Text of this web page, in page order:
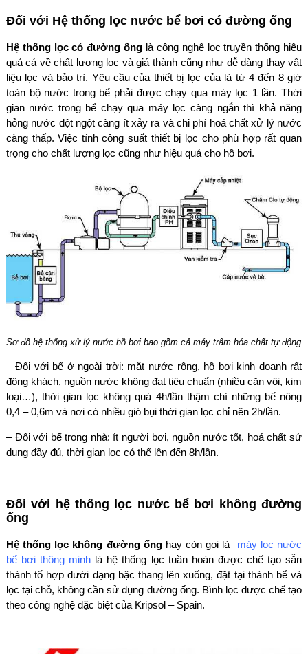
Đối với Hệ thống lọc nước bể bơi có đường ống
Hệ thống lọc có đường ống là công nghệ lọc truyền thống hiệu
quả cả về chất lượng lọc và giá thành cũng như dễ dàng thay vật
liệu lọc và bảo trì. Yêu cầu của thiết bị lọc của là từ 4 đến 8 giờ
toàn bộ nước trong bể phải được chạy qua máy lọc 1 lần. Thời
gian nước trong bể chạy qua máy lọc càng ngắn thì khả năng
hỏng nước đột ngột càng ít xảy ra và chi phí hoá chất xử lý nước
càng thấp. Việc tính công suất thiết bị lọc cho phù hợp rất quan
trọng cho chất lượng lọc cũng như hiệu quả cho hồ bơi.
Sơ đồ hệ thống xử lý nước hồ bơi bao gồm cả máy trâm hóa chất tự động
– Đối với bể ở ngoài trời: mặt nước rộng, hồ bơi kinh doanh rất
đông khách, nguồn nước không đạt tiêu chuẩn (nhiều cặn vôi, kim
loại…), thời gian lọc không quá 4h/lần thậm chí những bể nông
0,4 – 0,6m và nơi có nhiều gió bụi thời gian lọc chỉ nên 2h/lần.
– Đối với bể trong nhà: ít người bơi, nguồn nước tốt, hoá chất sử
dụng đầy đủ, thời gian lọc có thể lên đến 8h/lần.
Đối với hệ thống lọc nước bể bơi không đường
ống
Hệ thống lọc không đường ốnghay còn gọi là máy lọc nước
bể bơi thông minh là hệ thống lọc tuần hoàn được chế tạo sẵn
thành tổ hợp dưới dạng bậc thang lên xuống, đặt tại thành bể và
lọc tại chỗ, không cần sử dụng đường ống. Bình lọc được chế tạo
theo công nghệ đặc biệt của Kripsol – Spain.